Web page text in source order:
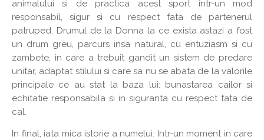
animalului si de practica acest sport intr-un mod
responsabil, sigur si cu respect fata de partenerul
patruped. Drumul de la Donna la ce exista astazi a fost
un drum greu, parcurs insa natural, cu entuziasm si cu
zambete, in care a trebuit gandit un sistem de predare
unitar, adaptat stilului si care sa nu se abata de la valorile
principale ce au stat la baza lui: bunastarea cailor si
echitatie responsabila si in siguranta cu respect fata de
cal.
In final, iata mica istorie a numelui: Intr-un moment in care